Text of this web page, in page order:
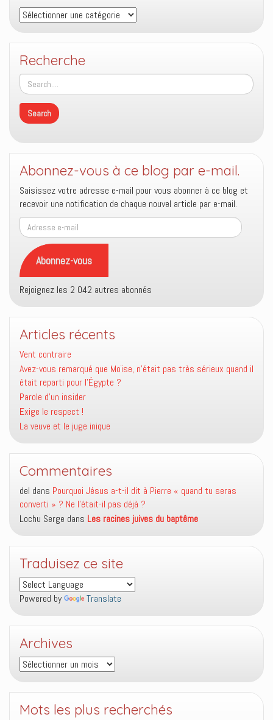
Thèmes
Recherche
Abonnez-vous à ce blog par e-mail.
Saisissez votre adresse e-mail pour vous abonner à ce blog et
recevoir une notification de chaque nouvel article par e-mail.
Adresse
e-
mail
Abonnez-vous
Rejoignez les 2 042 autres abonnés
Articles récents
Vent contraire
Avez-vous remarqué que Moïse, n’était pas très sérieux quand il
était reparti pour l’Égypte ?
Parole d’un insider
Exige le respect !
La veuve et le juge inique
Commentaires
del dans Pourquoi Jésus a-t-il dit à Pierre « quand tu seras
converti » ? Ne l’était-il pas déjà ?
Lochu Serge dans Les racines juives du baptême
Traduisez ce site
Powered by Translate
Archives
Archives
Mots les plus recherchés